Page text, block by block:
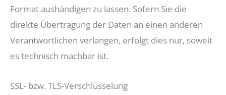
Format aushändigen zu lassen. Sofern Sie die
direkte Übertragung der Daten an einen anderen
Verantwortlichen verlangen, erfolgt dies nur, soweit
es technisch machbar ist.
SSL- bzw. TLS-Verschlüsselung